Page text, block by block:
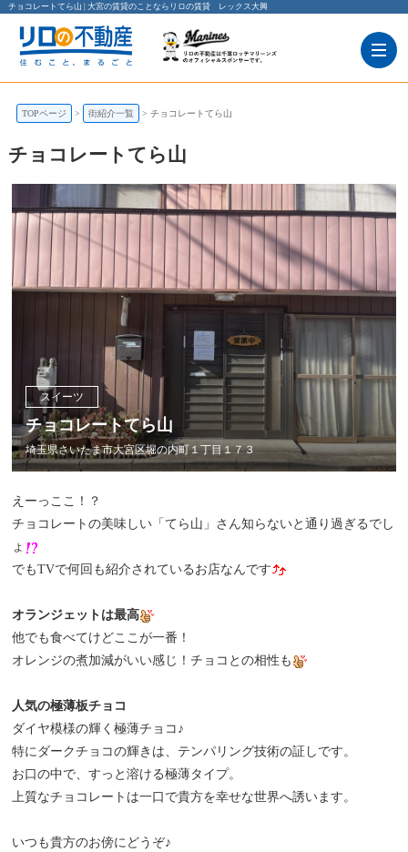
チョコレートてら山 | 大宮の賃貸のことならリロの賃貸 レックス大興
TOPページ 街紹介一覧 チョコレートてら山
チョコレートてら山
スイーツ
チョコレートてら山
埼玉県さいたま市大宮区堀の内町１丁目１７３
えーっここ！？
チョコレートの美味しい「てら山」さん知らないと通り過ぎるでし
ょ
でもTVで何回も紹介されているお店なんです
オランジェットは最高
他でも食べてけどここが一番！
オレンジの煮加減がいい感じ！チョコとの相性も
人気の極薄板チョコ
ダイヤ模様の輝く極薄チョコ♪
特にダークチョコの輝きは、テンパリング技術の証しです。
お口の中で、すっと溶ける極薄タイプ。
上質なチョコレートは一口で貴方を幸せな世界へ誘います。
いつも貴方のお傍にどうぞ♪